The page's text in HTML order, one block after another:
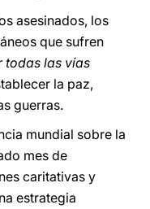
asesinados, los
que sufren
todas las vías
la paz,
guerras.
mundial sobre la
mes de
caritativas y
estrategia